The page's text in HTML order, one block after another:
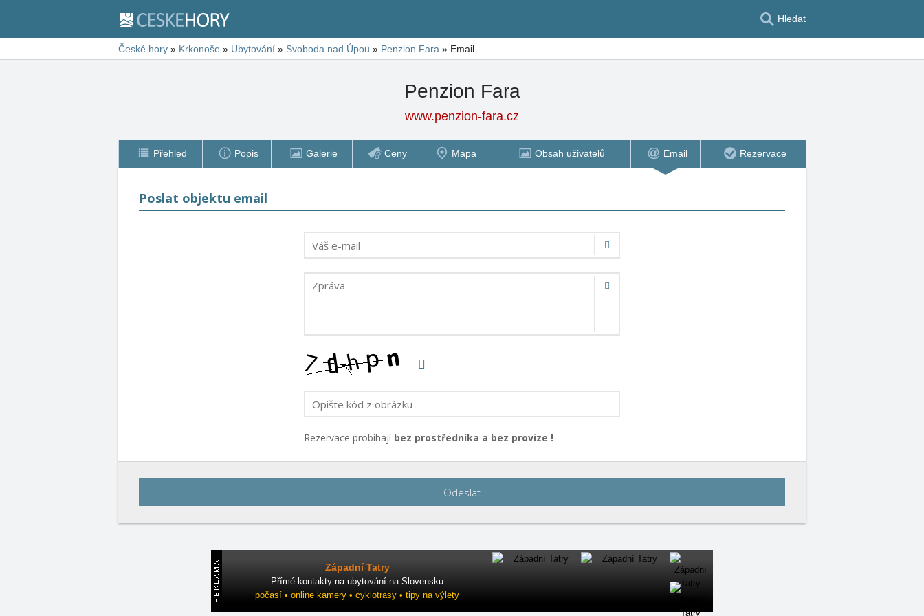
Hledat
České hory » Krkonoše » Ubytování » Svoboda nad Úpou » Penzion Fara » Email
Penzion Fara
www.penzion-fara.cz
Přehled Popis Galerie Ceny Mapa Obsah uživatelů Email Rezervace
Poslat objektu email
Rezervace probíhají bez prostředníka a bez provize !
Odeslat
Západní Tatry
Přímé kontakty na ubytování na Slovensku
počasí • online kamery • cyklotrasy • tipy na výlety